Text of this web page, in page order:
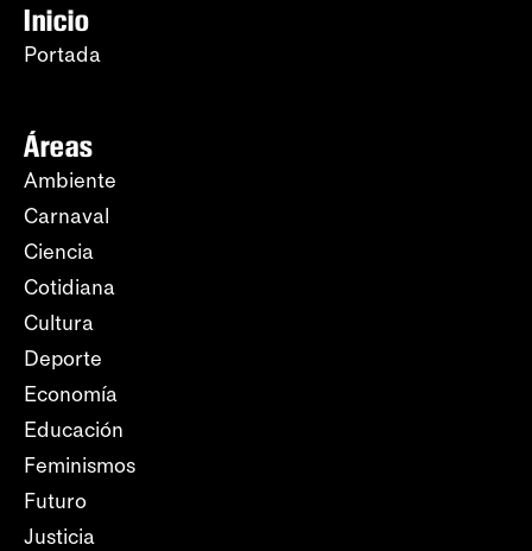
Inicio
Portada
Áreas
Ambiente
Carnaval
Ciencia
Cotidiana
Cultura
Deporte
Economía
Educación
Feminismos
Futuro
Justicia